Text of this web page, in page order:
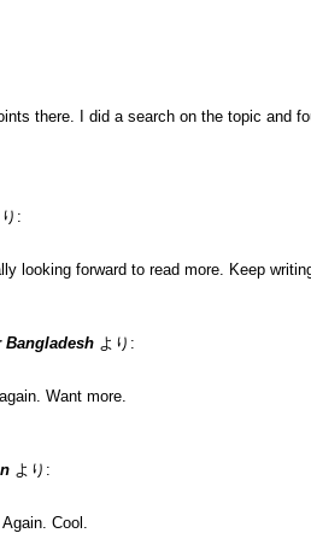
there. I did a search on the topic and
:
looking forward to read more. Keep
より:
Want more.
より:
Cool.